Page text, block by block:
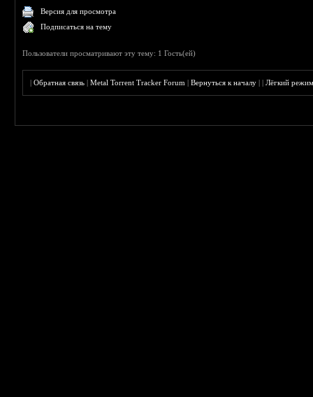
Версия для просмотра
Подписаться на тему
Пользователи просматривают эту тему: 1 Гость(ей)
|Обратная связь |Metal Torrent Tracker Forum |Вернуться к началу ||Лёгкий